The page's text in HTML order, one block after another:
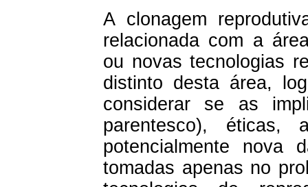
A clonagem
relacionada com a
ou novas tecnologias
distinto desta área,
considerar se as
parentesco), éticas,
potencialmente nova
tomadas apenas no